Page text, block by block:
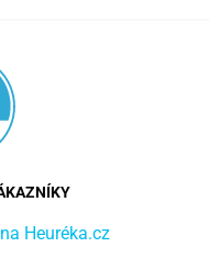
Heuréka.cz